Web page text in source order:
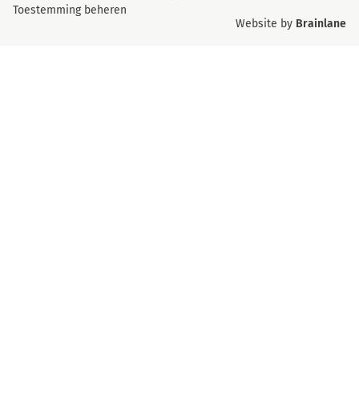
Toestemming beheren
Website by Brainlane